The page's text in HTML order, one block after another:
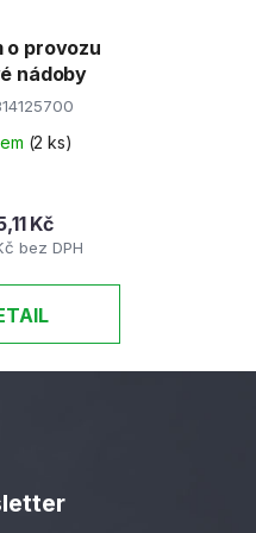
o provozu
nádoby
(2 ks)
bez DPH
Kč